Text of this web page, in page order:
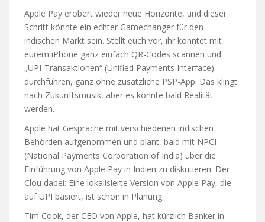
Apple Pay erobert wieder neue Horizonte, und dieser
Schritt könnte ein echter Gamechanger für den
indischen Markt sein. Stellt euch vor, ihr könntet mit
eurem iPhone ganz einfach QR-Codes scannen und
„UPI-Transaktionen“ (Unified Payments Interface)
durchführen, ganz ohne zusätzliche PSP-App. Das klingt
nach Zukunftsmusik, aber es könnte bald Realität
werden.
Apple hat Gespräche mit verschiedenen indischen
Behörden aufgenommen und plant, bald mit NPCI
(National Payments Corporation of India) über die
Einführung von Apple Pay in Indien zu diskutieren. Der
Clou dabei: Eine lokalisierte Version von Apple Pay, die
auf UPI basiert, ist schon in Planung.
Tim Cook, der CEO von Apple, hat kürzlich Banker in